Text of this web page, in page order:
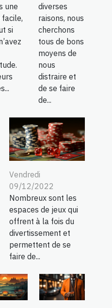
une
si
diverses
raisons, nous
cherchons
tous de bons
moyens de
nous
distraire et
de se faire
de...
Vendredi
09/12/2022
Nombreux sont les
espaces de jeux qui
offrent à la fois du
divertissement et
permettent de se
faire de...